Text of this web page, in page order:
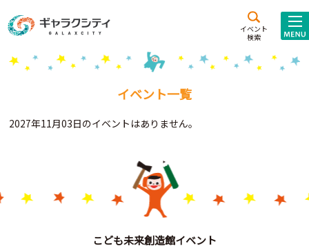
イベント
検索
施設案内
こども
西新井
施設･
Gがくえん
お知らせ
イベント一覧
2027年11月03日のイベントはありません。
こども未来創造館イベント